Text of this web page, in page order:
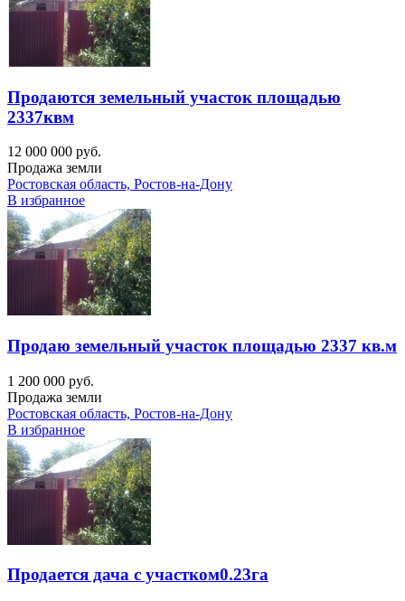
Продаются земельный участок площадью
2337квм
12 000 000 руб.
Продажа земли
Ростовская область, Ростов-на-Дону
В избранное
Продаю земельный участок площадью 2337 кв.м
1 200 000 руб.
Продажа земли
Ростовская область, Ростов-на-Дону
В избранное
Продается дача с участком0.23га